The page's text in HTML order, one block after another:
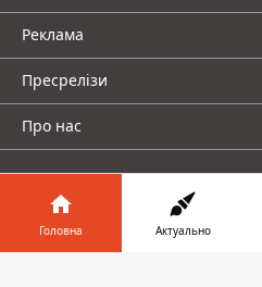
Реклама
Пресрелізи
Про нас
Головна Актуально